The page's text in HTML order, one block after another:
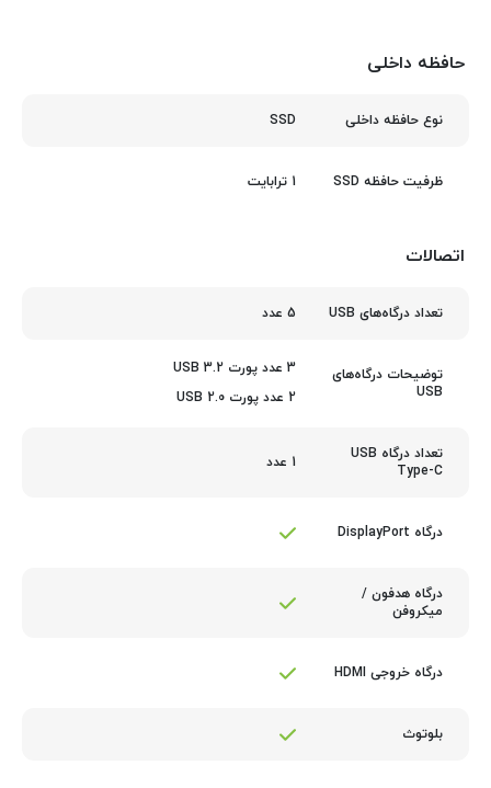
حافظه داخلی
نوع حافظه داخلی SSD
ظرفیت حافظه SSD 1 ترابایت
اتصالات
تعداد درگاه‌های USB 5 عدد
توضیحات درگاه‌های
USB
3 عدد پورت USB 3.2
2 عدد پورت USB 2.0
تعداد درگاه USB
Type-C
1 عدد
درگاه DisplayPort
درگاه هدفون /
میکروفن
درگاه خروجی HDMI
بلوتوث